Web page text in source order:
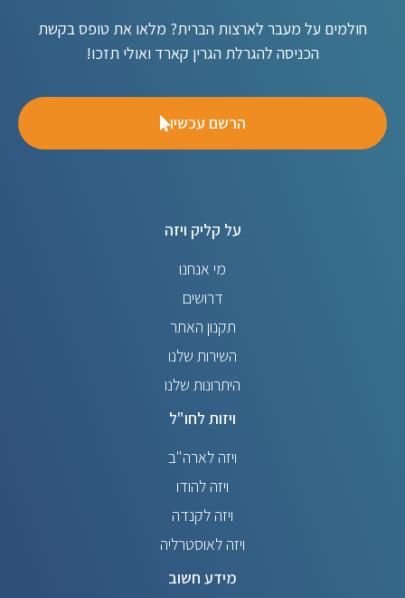
חולמים על מעבר לארצות הברית? מלאו את טופס בקשת
הכניסה להגרלת הגרין קארד ואולי תזכו!
הרשם עכשיו
על קליק ויזה
מי אנחנו
דרושים
תקנון האתר
השירות שלנו
היתרונות שלנו
ויזות לחו"ל
ויזה לארה"ב
ויזה להודו
ויזה לקנדה
ויזה לאוסטרליה
מידע חשוב